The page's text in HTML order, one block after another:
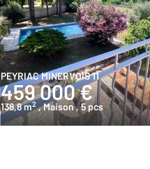
PEYRIAC MINERVOIS 11
459 000 €
138,8 m2 , Maison, 5 pcs